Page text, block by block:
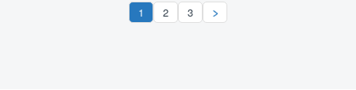
・ネットワーク工事・セキュリティ工事など
1 2 3